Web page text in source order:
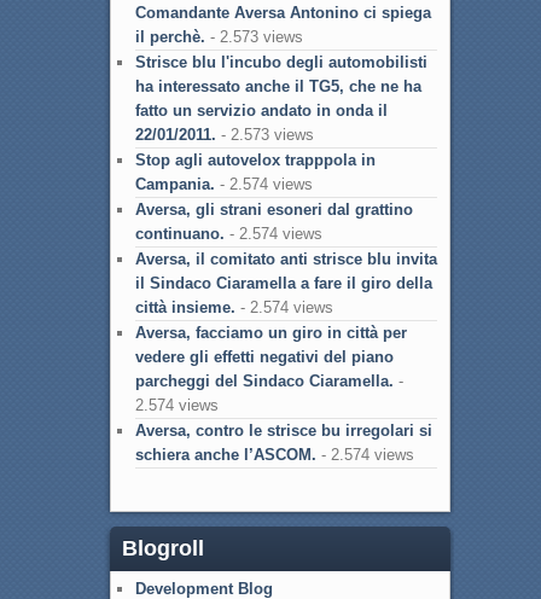
Comandante Aversa Antonino ci spiega
il perchè. - 2.573 views
Strisce blu l'incubo degli automobilisti
ha interessato anche il TG5, che ne ha
fatto un servizio andato in onda il
22/01/2011. - 2.573 views
Stop agli autovelox trapppola in
Campania. - 2.574 views
Aversa, gli strani esoneri dal grattino
continuano. - 2.574 views
Aversa, il comitato anti strisce blu invita
il Sindaco Ciaramella a fare il giro della
città insieme. - 2.574 views
Aversa, facciamo un giro in città per
vedere gli effetti negativi del piano
parcheggi del Sindaco Ciaramella. -
2.574 views
Aversa, contro le strisce bu irregolari si
schiera anche l’ASCOM. - 2.574 views
Blogroll
Development Blog